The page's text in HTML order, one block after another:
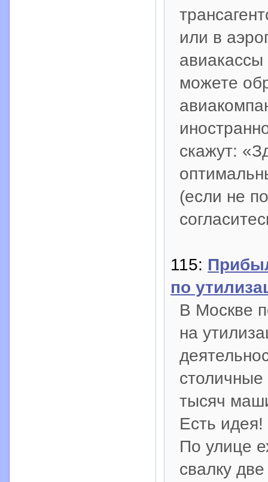
или в
можете
скажут:
(если не
115:
по
В Москве
на
тысяч
Есть идея!
По улице
свалку